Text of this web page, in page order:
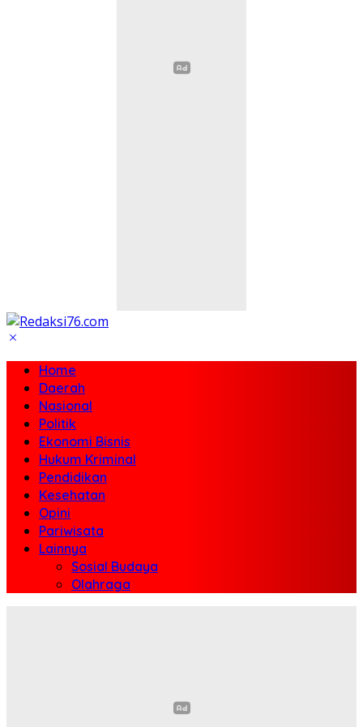
Home
Daerah
Nasional
Politik
Ekonomi Bisnis
Hukum Kriminal
Pendidikan
Kesehatan
Opini
Pariwisata
Lainnya
Sosial Budaya
Olahraga